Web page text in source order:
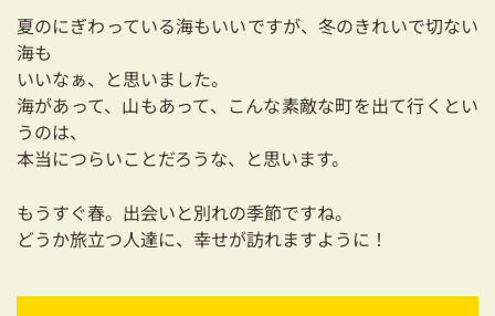
夏のにぎわっている海もいいですが、冬のきれいで切ない
海も
いいなぁ、と思いました。
海があって、山もあって、こんな素敵な町を出て行くとい
うのは、
本当につらいことだろうな、と思います。
もうすぐ春。出会いと別れの季節ですね。
どうか旅立つ人達に、幸せが訪れますように！